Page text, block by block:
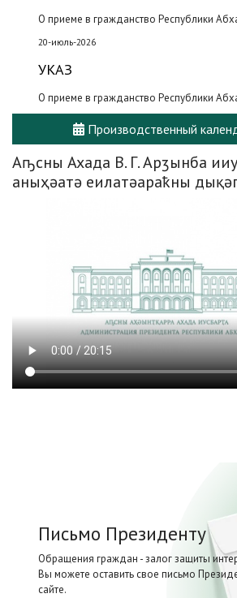
О приеме в гражданство Республики
20-июль-2026
УКАЗ
О приеме в гражданство Республики
Производственный
Аҧсны Ахада В. Г. Арӡынба
аныҳәатә еилатәараҟны
Письмо Президенту
Обращения граждан - залог защиты
Вы можете оставить свое письмо
сайте.